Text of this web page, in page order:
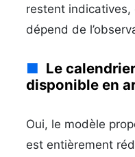
restent
dépend de
Le
disponible en
Oui, le modèle
est entièrement